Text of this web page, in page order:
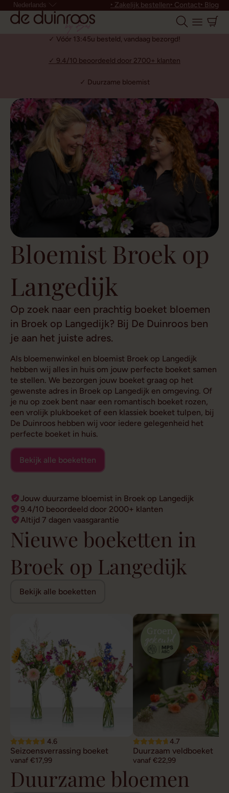
Nederlands ‣ Zakelijk bestellen‣ Contact‣ Blog
✓ Vóór 13:45u besteld, vandaag bezorgd!
✓ 9.4/10 beoordeeld door 2700+ klanten
✓ Duurzame bloemist
Bloemist Broek op
Langedijk
Op zoek naar een prachtig boeket bloemen
in Broek op Langedijk? Bij De Duinroos ben
je aan het juiste adres.
Als bloemenwinkel en bloemist Broek op Langedijk
hebben wij alles in huis om jouw perfecte boeket samen
te stellen. We bezorgen jouw boeket graag op het
gewenste adres in Broek op Langedijk en omgeving. Of
je nu op zoek bent naar een romantisch boeket rozen,
een vrolijk plukboeket of een klassiek boeket tulpen, bij
De Duinroos hebben wij voor iedere gelegenheid het
perfecte boeket in huis.
Bekijk alle boeketten
Jouw duurzame bloemist in Broek op Langedijk
9.4/10 beoordeeld door 2000+ klanten
Altijd 7 dagen vaasgarantie
Nieuwe boeketten in
Broek op Langedijk
Bekijk alle boeketten
4.6
Seizoensverrassing boeket
vanaf €17,99
4.7
Duurzaam veldboeket
vanaf €22,99
Duurzame bloemen